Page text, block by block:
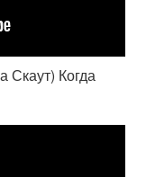
Скаут) Когда